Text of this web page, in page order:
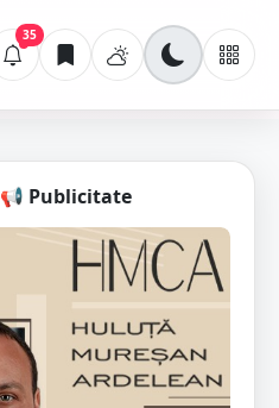
35
📢 Publicitate